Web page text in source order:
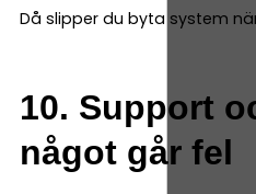
Då slipper du byta system
10. Support
något går fel